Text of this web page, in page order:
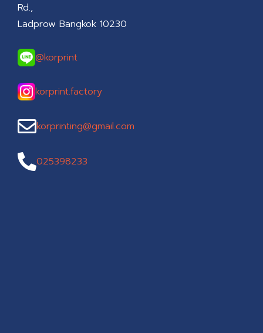
Rd.,
Ladprow Bangkok 10230
@korprint
korprint.factory
korprinting@gmail.com
025398233